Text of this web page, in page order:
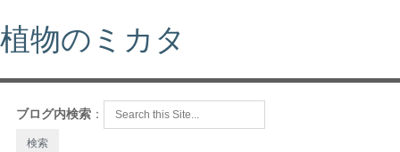
植物のミカタ
ブログ内検索 ：